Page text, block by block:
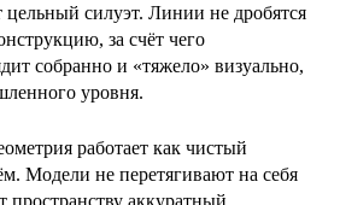
силуэт. Линии не дробятся
за счёт чего
собранно и «тяжело» визуально,
уровня.
работает как чистый
Модели не перетягивают на себя
пространству аккуратный